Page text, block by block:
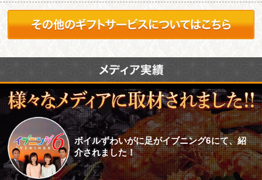
ボイルずわいがに足がイブニング6にて、紹
介されました！